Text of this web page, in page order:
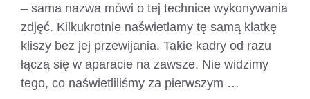
– sama nazwa mówi o tej technice wykonywania
zdjęć. Kilkukrotnie naświetlamy tę samą klatkę
kliszy bez jej przewijania. Takie kadry od razu
łączą się w aparacie na zawsze. Nie widzimy
tego, co naświetliliśmy za pierwszym …